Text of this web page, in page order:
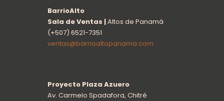
BarrioAlto
Sala de Ventas |Altos de Panamá
(+507) 6521-7351
ventas@barrioaltopanama.com
Proyecto Plaza Azuero
Av. Carmelo Spadafora, Chitré